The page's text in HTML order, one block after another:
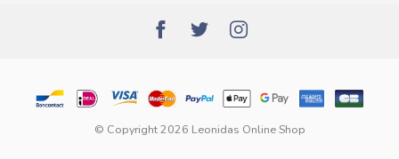
© Copyright 2026 Leonidas Online Shop